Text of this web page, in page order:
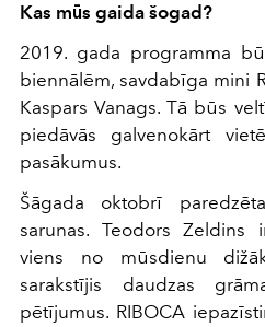
Kas mūs gaida šogad?
2019. gada programma
biennālēm, savdabīga mini
Kaspars Vanags. Tā būs
piedāvās galvenokārt
pasākumus.
Šāgada oktobrī
sarunas. Teodors Zeldins
viens no mūsdienu
sarakstījis daudzas
pētījumus. RIBOCA